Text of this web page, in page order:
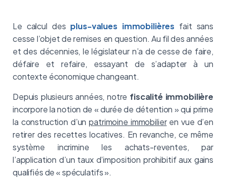
Le calcul des plus-values immobilières fait sans
cesse l’objet de remises en question. Au fil des années
et des décennies, le législateur n’a de cesse de faire,
défaire et refaire, essayant de s’adapter à un
contexte économique changeant.
Depuis plusieurs années, notre fiscalité immobilière
incorpore la notion de « durée de détention » qui prime
la construction d’unpatrimoine immobilieren vue d’en
retirer des recettes locatives. En revanche, ce même
système incrimine les achats-reventes, par
l’application d’un taux d’imposition prohibitif aux gains
qualifiés de « spéculatifs ».